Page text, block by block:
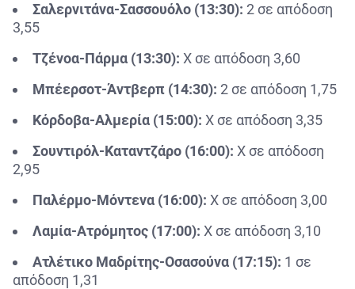
Σαλερνιτάνα-Σασσουόλο (13:30): 2 σε απόδοση
3,55
Τζένοα-Πάρμα (13:30): Χ σε απόδοση 3,60
Μπέερσοτ-Άντβερπ (14:30): 2 σε απόδοση 1,75
Κόρδοβα-Αλμερία (15:00): Χ σε απόδοση 3,35
Σουντιρόλ-Καταντζάρο (16:00): Χ σε απόδοση
2,95
Παλέρμο-Μόντενα (16:00): Χ σε απόδοση 3,00
Λαμία-Ατρόμητος (17:00): Χ σε απόδοση 3,10
Ατλέτικο Μαδρίτης-Οσασούνα (17:15): 1 σε
απόδοση 1,31